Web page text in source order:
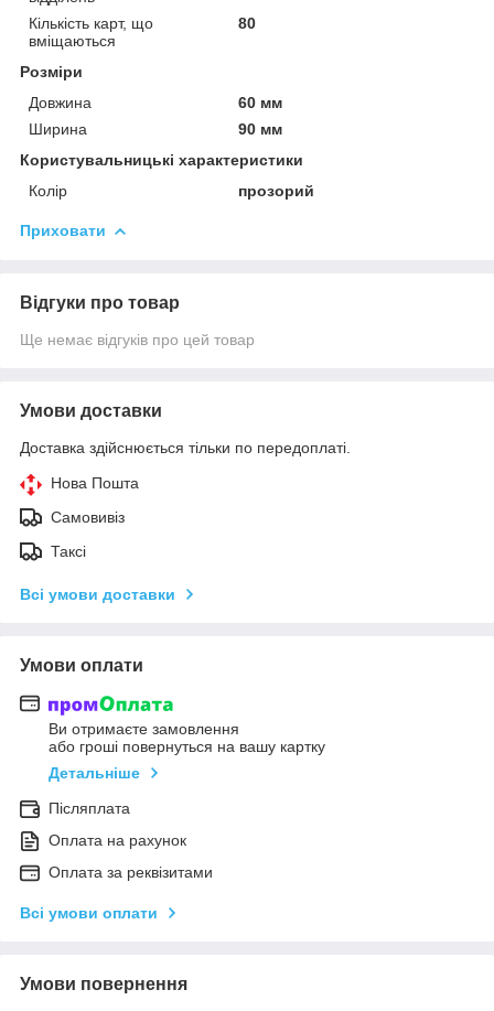
Кількість карт, що
вміщаються
80
Розміри
Довжина
60 мм
Ширина
90 мм
Користувальницькі характеристики
Колір
прозорий
Приховати
Відгуки про товар
Ще немає відгуків про цей товар
Умови доставки
Доставка здійснюється тільки по передоплаті.
Нова Пошта
Самовивіз
Таксі
Всі умови доставки
Умови оплати
Ви отримаєте замовлення
або гроші повернуться на вашу картку
Детальніше
Післяплата
Оплата на рахунок
Оплата за реквізитами
Всі умови оплати
Умови повернення